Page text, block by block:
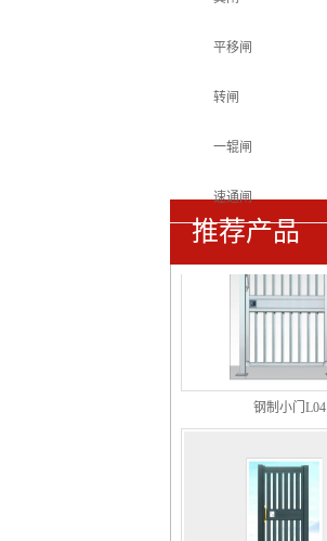
平移闸
转闸
一辊闸
速通闸
推荐产品
钢制小门L04